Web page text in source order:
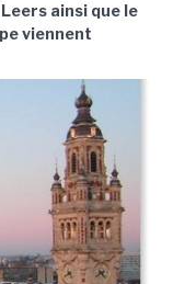
ainsi que le
viennent